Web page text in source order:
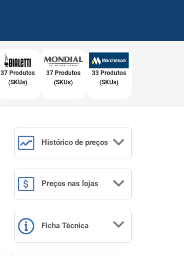
37 Produtos
(SKUs)
37 Produtos
(SKUs)
33 Produtos
(SKUs)
Histórico de preços
Preços nas lojas
Ficha Técnica